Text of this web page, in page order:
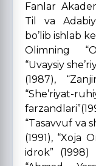
Fanlar
Til va
bo’lib ishlab
Olimning
“Uvaysiy
(1987),
“She’riyat-
“Tasavvuf va
(1991), “Xoja
idrok” (1998)